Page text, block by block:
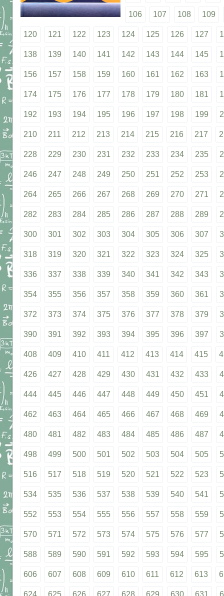
106 107 108 109
120 121 122 123 124 125 126 127
138 139 140 141 142 143 144 145
156 157 158 159 160 161 162 163
174 175 176 177 178 179 180 181
192 193 194 195 196 197 198 199
210 211 212 213 214 215 216 217
228 229 230 231 232 233 234 235
246 247 248 249 250 251 252 253
264 265 266 267 268 269 270 271
282 283 284 285 286 287 288 289
300 301 302 303 304 305 306 307
318 319 320 321 322 323 324 325
336 337 338 339 340 341 342 343
354 355 356 357 358 359 360 361
372 373 374 375 376 377 378 379
390 391 392 393 394 395 396 397
408 409 410 411 412 413 414 415
426 427 428 429 430 431 432 433
444 445 446 447 448 449 450 451
462 463 464 465 466 467 468 469
480 481 482 483 484 485 486 487
498 499 500 501 502 503 504 505
516 517 518 519 520 521 522 523
534 535 536 537 538 539 540 541
552 553 554 555 556 557 558 559
570 571 572 573 574 575 576 577
588 589 590 591 592 593 594 595
606 607 608 609 610 611 612 613